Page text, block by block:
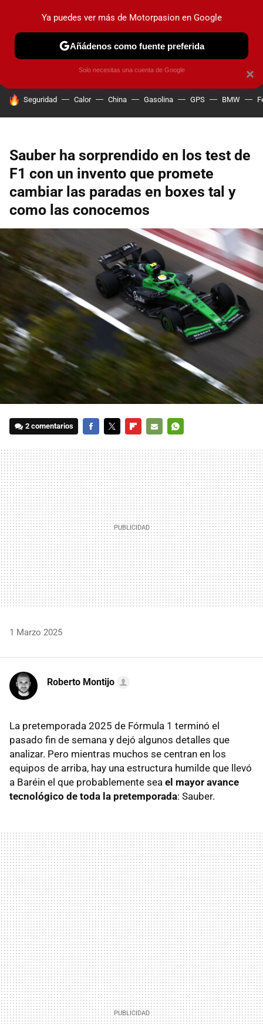
PRUEBAS COCHES ELÉCTRICOS OBSERVATORIO
HOY SE HABLA DE
Seguridad Calor China Gasolina GPS BMW
Sauber ha sorprendido en los test de
F1 con un invento que promete
cambiar las paradas en boxes tal y
como las conocemos
2 comentarios
MAIL
1 Marzo 2025
Roberto Montijo
La pretemporada 2025 de Fórmula 1 terminó el
pasado fin de semana y dejó algunos detalles que
analizar. Pero mientras muchos se centran en los
equipos de arriba, hay una estructura humilde que llevó
a Baréin el que probablemente sea el mayor avance
tecnológico de toda la pretemporada: Sauber.
×
Ya puedes ver más de Motorpasion en Google
Añádenos como fuente preferida
Solo necesitas una cuenta de Google